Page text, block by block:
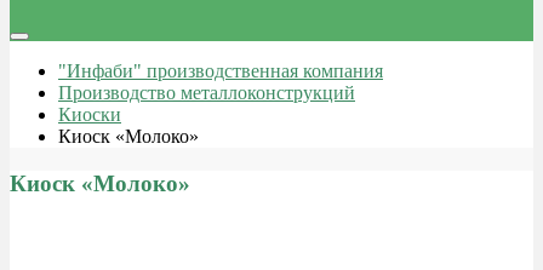
"Инфаби" производственная компания
Производство металлоконструкций
Киоски
Киоск «Молоко»
Киоск «Молоко»